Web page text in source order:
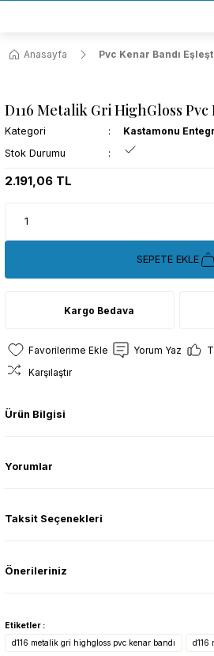
BÜTÜN ALIŞVERİŞLERİNİZDE
TÜRKİYE GENELİNDE 10.000
Anasayfa
Pvc Kenar Bandı
D116 Metalik Gri HighGloss
Kategori
Kastamonu
Stok Durumu
2.191,06 TL
SEPETE EKLE
Kargo Bedava
Yorum Yaz
Karşılaştır
Ürün Bilgisi
Yorumlar
Taksit Seçenekleri
Önerileriniz
Etiketler :
d116 metalik gri highgloss pvc kenar bandı
d116